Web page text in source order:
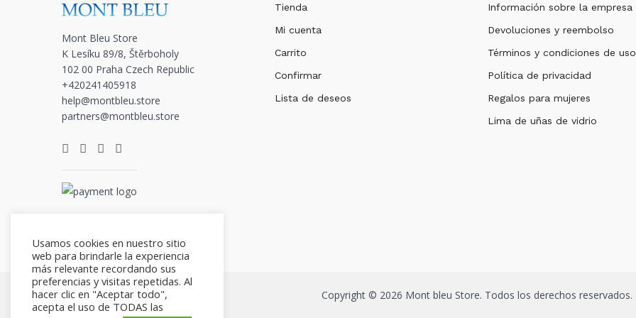
Mont Bleu Store
K Lesíku 89/8, Štěrboholy
102 00 Praha Czech Republic
+420241405918
help@montbleu.store
partners@montbleu.store
Tienda
Mi cuenta
Carrito
Confirmar
Lista de deseos
Información sobre la empresa
Devoluciones y reembolso
Términos y condiciones de uso
Política de privacidad
Regalos para mujeres
Lima de uñas de vidrio
Copyright © 2026 Mont bleu Store. Todos los derechos reservados.
Usamos cookies en nuestro sitio
web para brindarle la experiencia
más relevante recordando sus
preferencias y visitas repetidas. Al
hacer clic en "Aceptar todo",
acepta el uso de TODAS las